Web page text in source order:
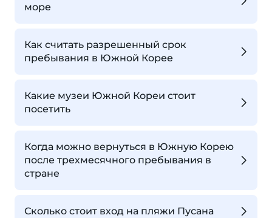
море
Как считать разрешенный срок
пребывания в Южной Корее
Какие музеи Южной Кореи стоит
посетить
Когда можно вернуться в Южную Корею
после трехмесячного пребывания в
стране
Сколько стоит вход на пляжи Пусана